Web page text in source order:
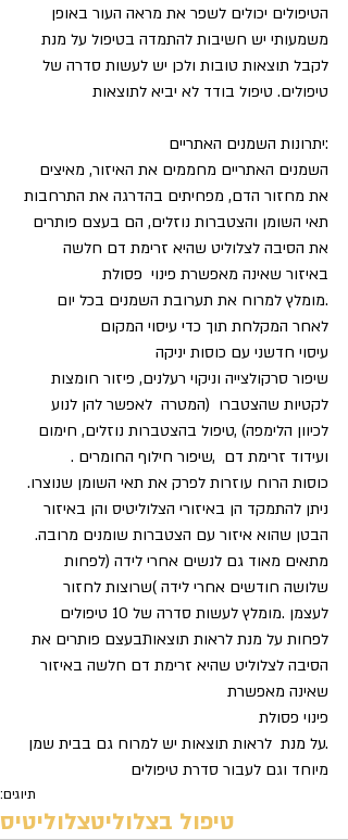
הטיפולים יכולים לשפר את מראה העור באופן
משמעותי יש חשיבות להתמדה בטיפול על מנת
לקבל תוצאות טובות ולכן יש לעשות סדרה של
טיפולים. טיפול בודד לא יביא לתוצאות
:יתרונות השמנים האתריים
השמנים האתריים מחממים את האיזור, מאיצים
את מחזור הדם, מפחיתים בהדרגה את התרחבות
תאי השומן והצטברות נוזלים, הם בעצם פותרים
את הסיבה לצלוליט שהיא זרימת דם חלשה
באיזור שאינה מאפשרת פינוי  פסולת
.מומלץ למרוח את תערובת השמנים בכל יום
לאחר המקלחת תוך כדי עיסוי המקום
עיסוי חדשני עם כוסות יניקה
שיפור סרקולצייה וניקוי רעלנים, פיזור חומצות
לקטיות שהצטברו  (המטרה  לאפשר להן לנוע
לכיוון הלימפה) ,טיפול בהצטברות נוזלים, חימום
ועידוד זרימת דם  ,שיפור חילוף החומרים .
כוסות הרוח עוזרות לפרק את תאי השומן שנוצרו.
ניתן להתמקד הן באיזורי הצלוליטיס והן באיזור
הבטן שהוא איזור עם הצטברות שומנים מרובה.
מתאים מאוד גם לנשים אחרי לידה (לפחות
שלושה חודשים אחרי לידה )שרוצות לחזור
לעצמן .מומלץ לעשות סדרה של 10 טיפולים
לפחות על מנת לראות תוצאותבעצם פותרים את
הסיבה לצלוליט שהיא זרימת דם חלשה באיזור
שאינה מאפשרת
פינוי פסולת
.על מנת  לראות תוצאות יש למרוח גם בבית שמן
מיוחד וגם לעבור סדרת טיפולים
תיוגים:
טיפול בצלוליטצלוליטיס